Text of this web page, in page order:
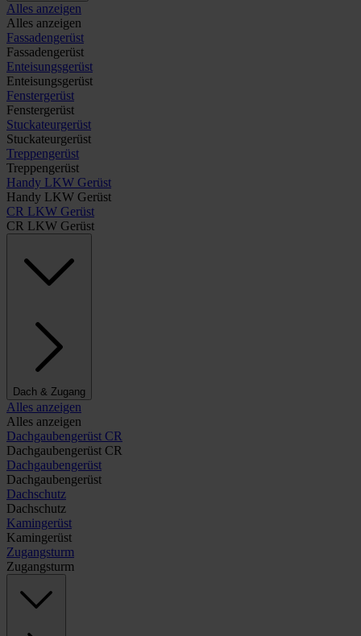
Alles anzeigen
Alles anzeigen
Fassadengerüst
Fassadengerüst
Enteisungsgerüst
Enteisungsgerüst
Fenstergerüst
Fenstergerüst
Stuckateurgerüst
Stuckateurgerüst
Treppengerüst
Treppengerüst
Handy LKW Gerüst
Handy LKW Gerüst
CR LKW Gerüst
CR LKW Gerüst
Dach & Zugang
Alles anzeigen
Alles anzeigen
Dachgaubengerüst CR
Dachgaubengerüst CR
Dachgaubengerüst
Dachgaubengerüst
Dachschutz
Dachschutz
Kamingerüst
Kamingerüst
Zugangsturm
Zugangsturm